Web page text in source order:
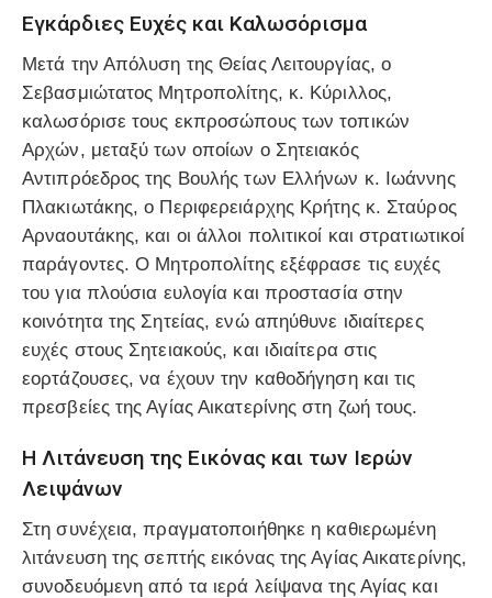
Εγκάρδιες Ευχές και Καλωσόρισμα
Μετά την Απόλυση της Θείας Λειτουργίας, ο
Σεβασμιώτατος Μητροπολίτης, κ. Κύριλλος,
καλωσόρισε τους εκπροσώπους των τοπικών
Αρχών, μεταξύ των οποίων ο Σητειακός
Αντιπρόεδρος της Βουλής των Ελλήνων κ. Ιωάννης
Πλακιωτάκης, ο Περιφερειάρχης Κρήτης κ. Σταύρος
Αρναουτάκης, και οι άλλοι πολιτικοί και στρατιωτικοί
παράγοντες. Ο Μητροπολίτης εξέφρασε τις ευχές
του για πλούσια ευλογία και προστασία στην
κοινότητα της Σητείας, ενώ απηύθυνε ιδιαίτερες
ευχές στους Σητειακούς, και ιδιαίτερα στις
εορτάζουσες, να έχουν την καθοδήγηση και τις
πρεσβείες της Αγίας Αικατερίνης στη ζωή τους.
Η Λιτάνευση της Εικόνας και των Ιερών
Λειψάνων
Στη συνέχεια, πραγματοποιήθηκε η καθιερωμένη
λιτάνευση της σεπτής εικόνας της Αγίας Αικατερίνης,
συνοδευόμενη από τα ιερά λείψανα της Αγίας και